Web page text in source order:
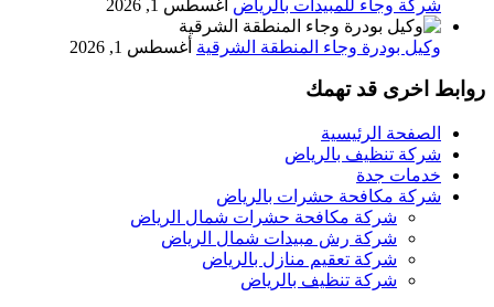
شركة وجاء للمبيدات بالرياض أغسطس 1, 2026
وكيل بودرة وجاء المنطقة الشرقية أغسطس 1, 2026
روابط اخرى قد تهمك
الصفحة الرئيسية
شركة تنظيف بالرياض
خدمات جدة
شركة مكافحة حشرات بالرياض
شركة مكافحة حشرات شمال الرياض
شركة رش مبيدات شمال الرياض
شركة تعقيم منازل بالرياض
شركة تنظيف بالرياض